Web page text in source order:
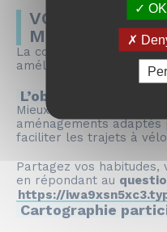
VOTRE AVIS
MOBILITÉS DE
La commune de
améliorer les
L’objectif ?
Mieux comprendre vos
aménagements adaptés
faciliter les trajets à
Partagez vos habitudes,
en répondant au
https://
Cartographie